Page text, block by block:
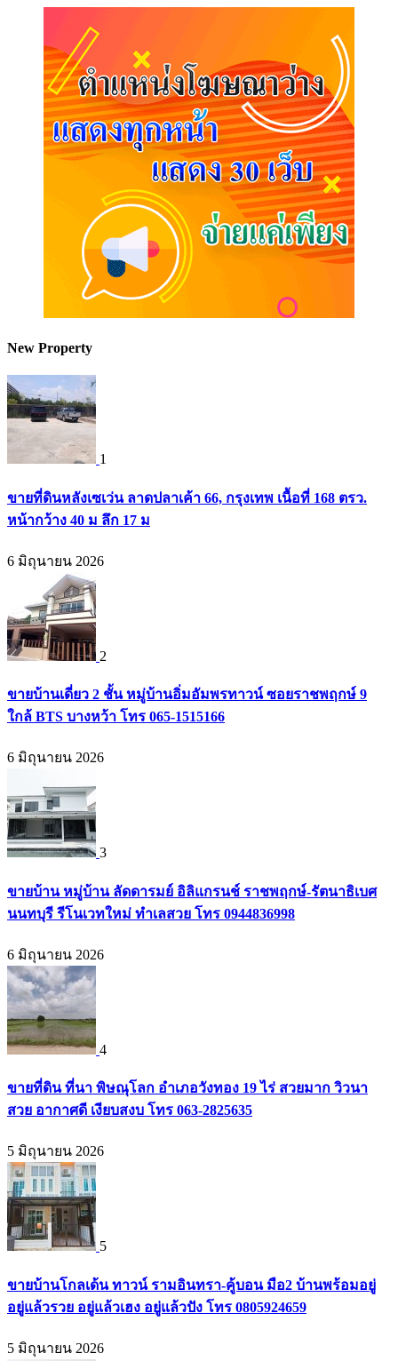
New Property
1
ขายที่ดินหลังเซเว่น ลาดปลาเค้า 66, กรุงเทพ เนื้อที่ 168 ตรว.
หน้ากว้าง 40 ม ลึก 17 ม
6 มิถุนายน 2026
2
ขายบ้านเดี่ยว 2 ชั้น หมู่บ้านอิ่มอัมพรทาวน์ ซอยราชพฤกษ์ 9
ใกล้ BTS บางหว้า โทร 065-1515166
6 มิถุนายน 2026
3
ขายบ้าน หมู่บ้าน ลัดดารมย์ อิลิแกรนช์ ราชพฤกษ์-รัตนาธิเบศ
นนทบุรี รีโนเวทใหม่ ทำเลสวย โทร 0944836998
6 มิถุนายน 2026
4
ขายที่ดิน ที่นา พิษณุโลก อำเภอวังทอง 19 ไร่ สวยมาก วิวนา
สวย อากาศดี เงียบสงบ โทร 063-2825635
5 มิถุนายน 2026
5
ขายบ้านโกลเด้น ทาวน์ รามอินทรา-คู้บอน มือ2 บ้านพร้อมอยู่
อยู่แล้วรวย อยู่แล้วเฮง อยู่แล้วปัง โทร 0805924659
5 มิถุนายน 2026